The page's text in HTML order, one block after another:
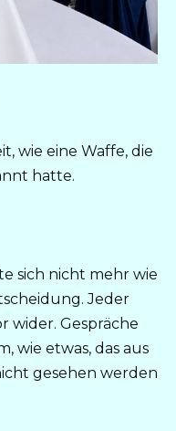
wie eine Waffe, die
hatte.
sich nicht mehr wie
Jeder
wider. Gespräche
wie etwas, das aus
gesehen werden